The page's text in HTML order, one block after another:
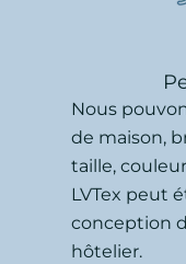
Nous
de maison,
taille,
LVTex peut
conception
hôtelier.